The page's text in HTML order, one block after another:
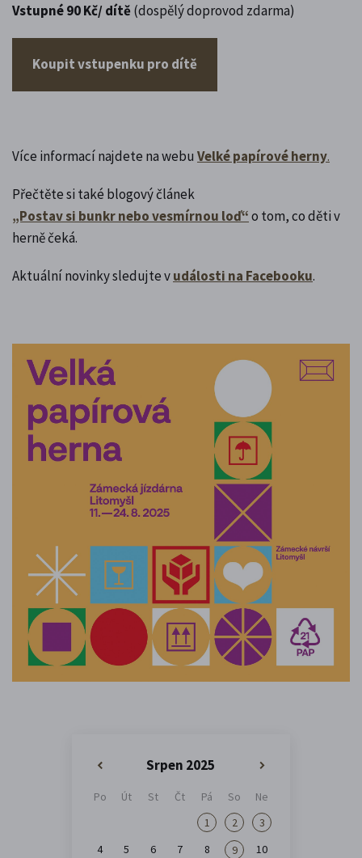
Vstupné 90 Kč/ dítě (dospělý doprovod zdarma)
Koupit vstupenku pro dítě
Více informací najdete na webu Velké papírové herny.
Přečtěte si také blogový článek
„Postav si bunkr nebo vesmírnou loď“o tom, co děti v
herně čeká.
Aktuální novinky sledujte vudálosti na Facebooku.
Srpen 2025
Po Út St Čt Pá So
Ne
1
2
3
4
5 6 7 8 9
10